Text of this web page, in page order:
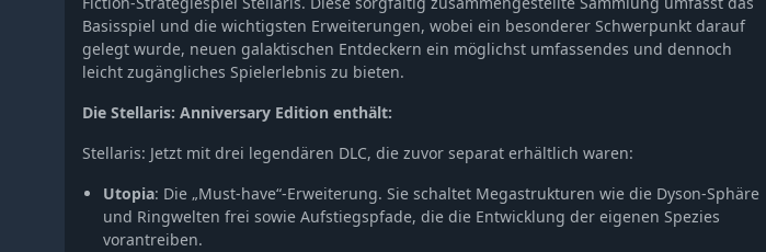
Basisspiel und die wichtigsten Erweiterungen, wobei ein besonderer Schwerpunkt darauf
gelegt wurde, neuen galaktischen Entdeckern ein möglichst umfassendes und dennoch
leicht zugängliches Spielerlebnis zu bieten.
Die Stellaris: Anniversary Edition enthält:
Stellaris: Jetzt mit drei legendären DLC, die zuvor separat erhältlich waren:
Utopia: Die „Must-have“-Erweiterung. Sie schaltet Megastrukturen wie die Dyson-Sphäre
und Ringwelten frei sowie Aufstiegspfade, die die Entwicklung der eigenen Spezies
vorantreiben.